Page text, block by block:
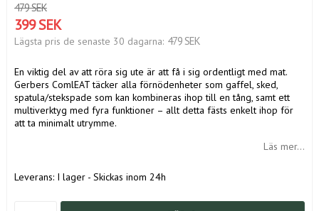
479 SEK
399 SEK
Lägsta pris de senaste 30 dagarna 479 SEK
En viktig del av att röra sig ute är att få i sig ordentligt med mat.
Gerbers ComlEAT täcker alla förnödenheter som gaffel, sked,
spatula/stekspade som kan kombineras ihop till en tång, samt ett
multiverktyg med fyra funktioner – allt detta fästs enkelt ihop för
att ta minimalt utrymme.
Läs mer...
Leverans: I lager - Skickas inom 24h